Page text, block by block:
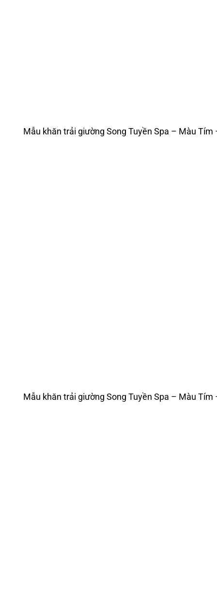
Mẫu khăn trải giường Song Tuyền Spa – Màu Tím
Mẫu khăn trải giường Song Tuyền Spa – Màu Tím